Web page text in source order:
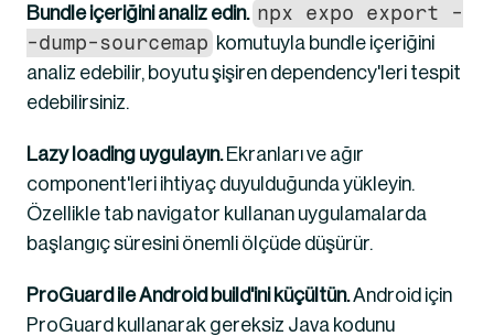
Bundle içeriğini analiz edin. npx expo export -
-dump-sourcemap komutuyla bundle içeriğini
analiz edebilir, boyutu şişiren dependency'leri tespit
edebilirsiniz.
Lazy loading uygulayın. Ekranları ve ağır
component'leri ihtiyaç duyulduğunda yükleyin.
Özellikle tab navigator kullanan uygulamalarda
başlangıç süresini önemli ölçüde düşürür.
ProGuard ile Android build'ini küçültün. Android için
ProGuard kullanarak gereksiz Java kodunu